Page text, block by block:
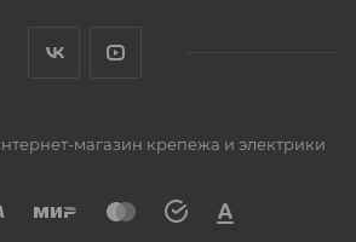
магазин крепежа и электрики